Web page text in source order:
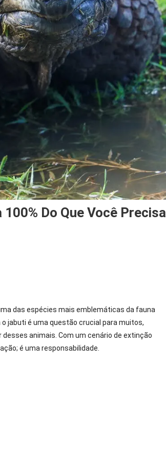
Do Que Você Precisa
das espécies mais emblemáticas da fauna
jabuti é uma questão crucial para muitos,
animais. Com um cenário de extinção
é uma responsabilidade.